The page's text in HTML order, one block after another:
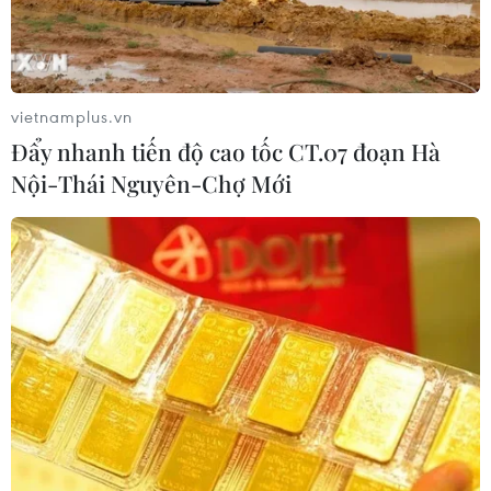
Kỷ niệm của những người nơi mái
trường xưa với Tổng Bí thư Nguyễn Phú
Trọng
21/07/2024 01:55
Những thầy, cô giáo, lứa học sinh nơi mái trường xưa
vietnamplus.vn
Đẩy nhanh tiến độ cao tốc CT.07 đoạn Hà
Nội-Thái Nguyên-Chợ Mới